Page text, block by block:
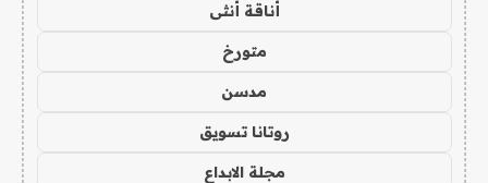
أناقة أنثى
متورخ
مدسن
روتانا تسويق
مجلة الابداع